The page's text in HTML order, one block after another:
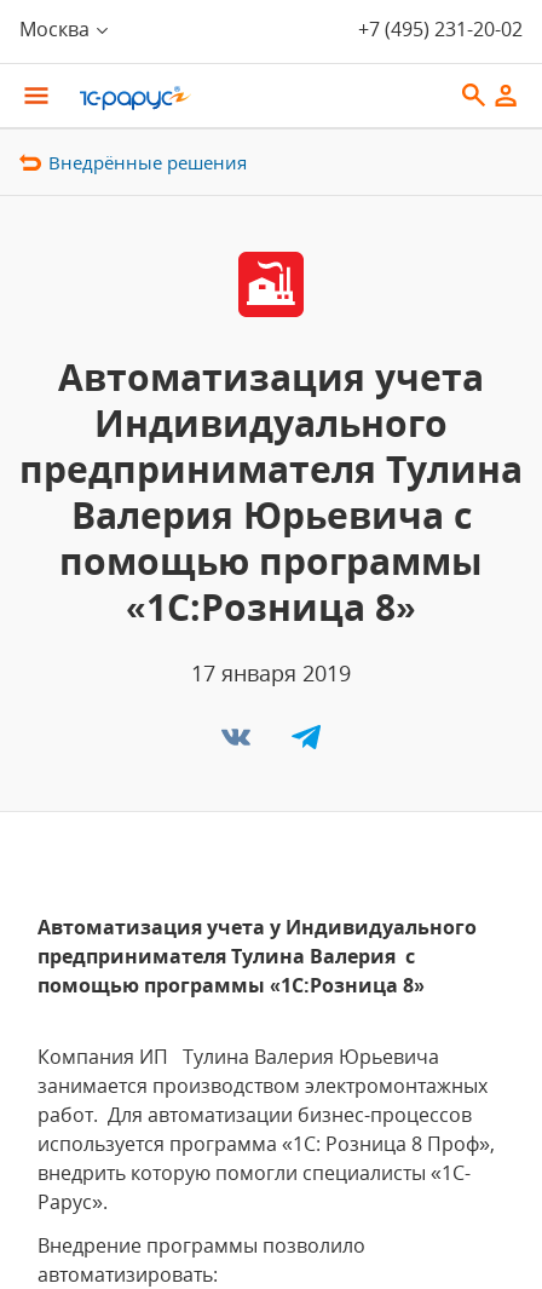
Москва +7 (495) 231-20-02
Внедрённые решения
Автоматизация учета
Индивидуального
предпринимателя Тулина
Валерия Юрьевича с
помощью программы
«1С:Розница 8»
17 января 2019
Автоматизация учета у Индивидуального
предпринимателя Тулина Валерия с
помощью программы «1С:Розница 8»
Компания ИП Тулина Валерия Юрьевича
занимается производством электромонтажных
работ. Для автоматизации бизнес-процессов
используется программа «1С: Розница 8 Проф»,
внедрить которую помогли специалисты «1С-
Рарус».
Внедрение программы позволило
автоматизировать: